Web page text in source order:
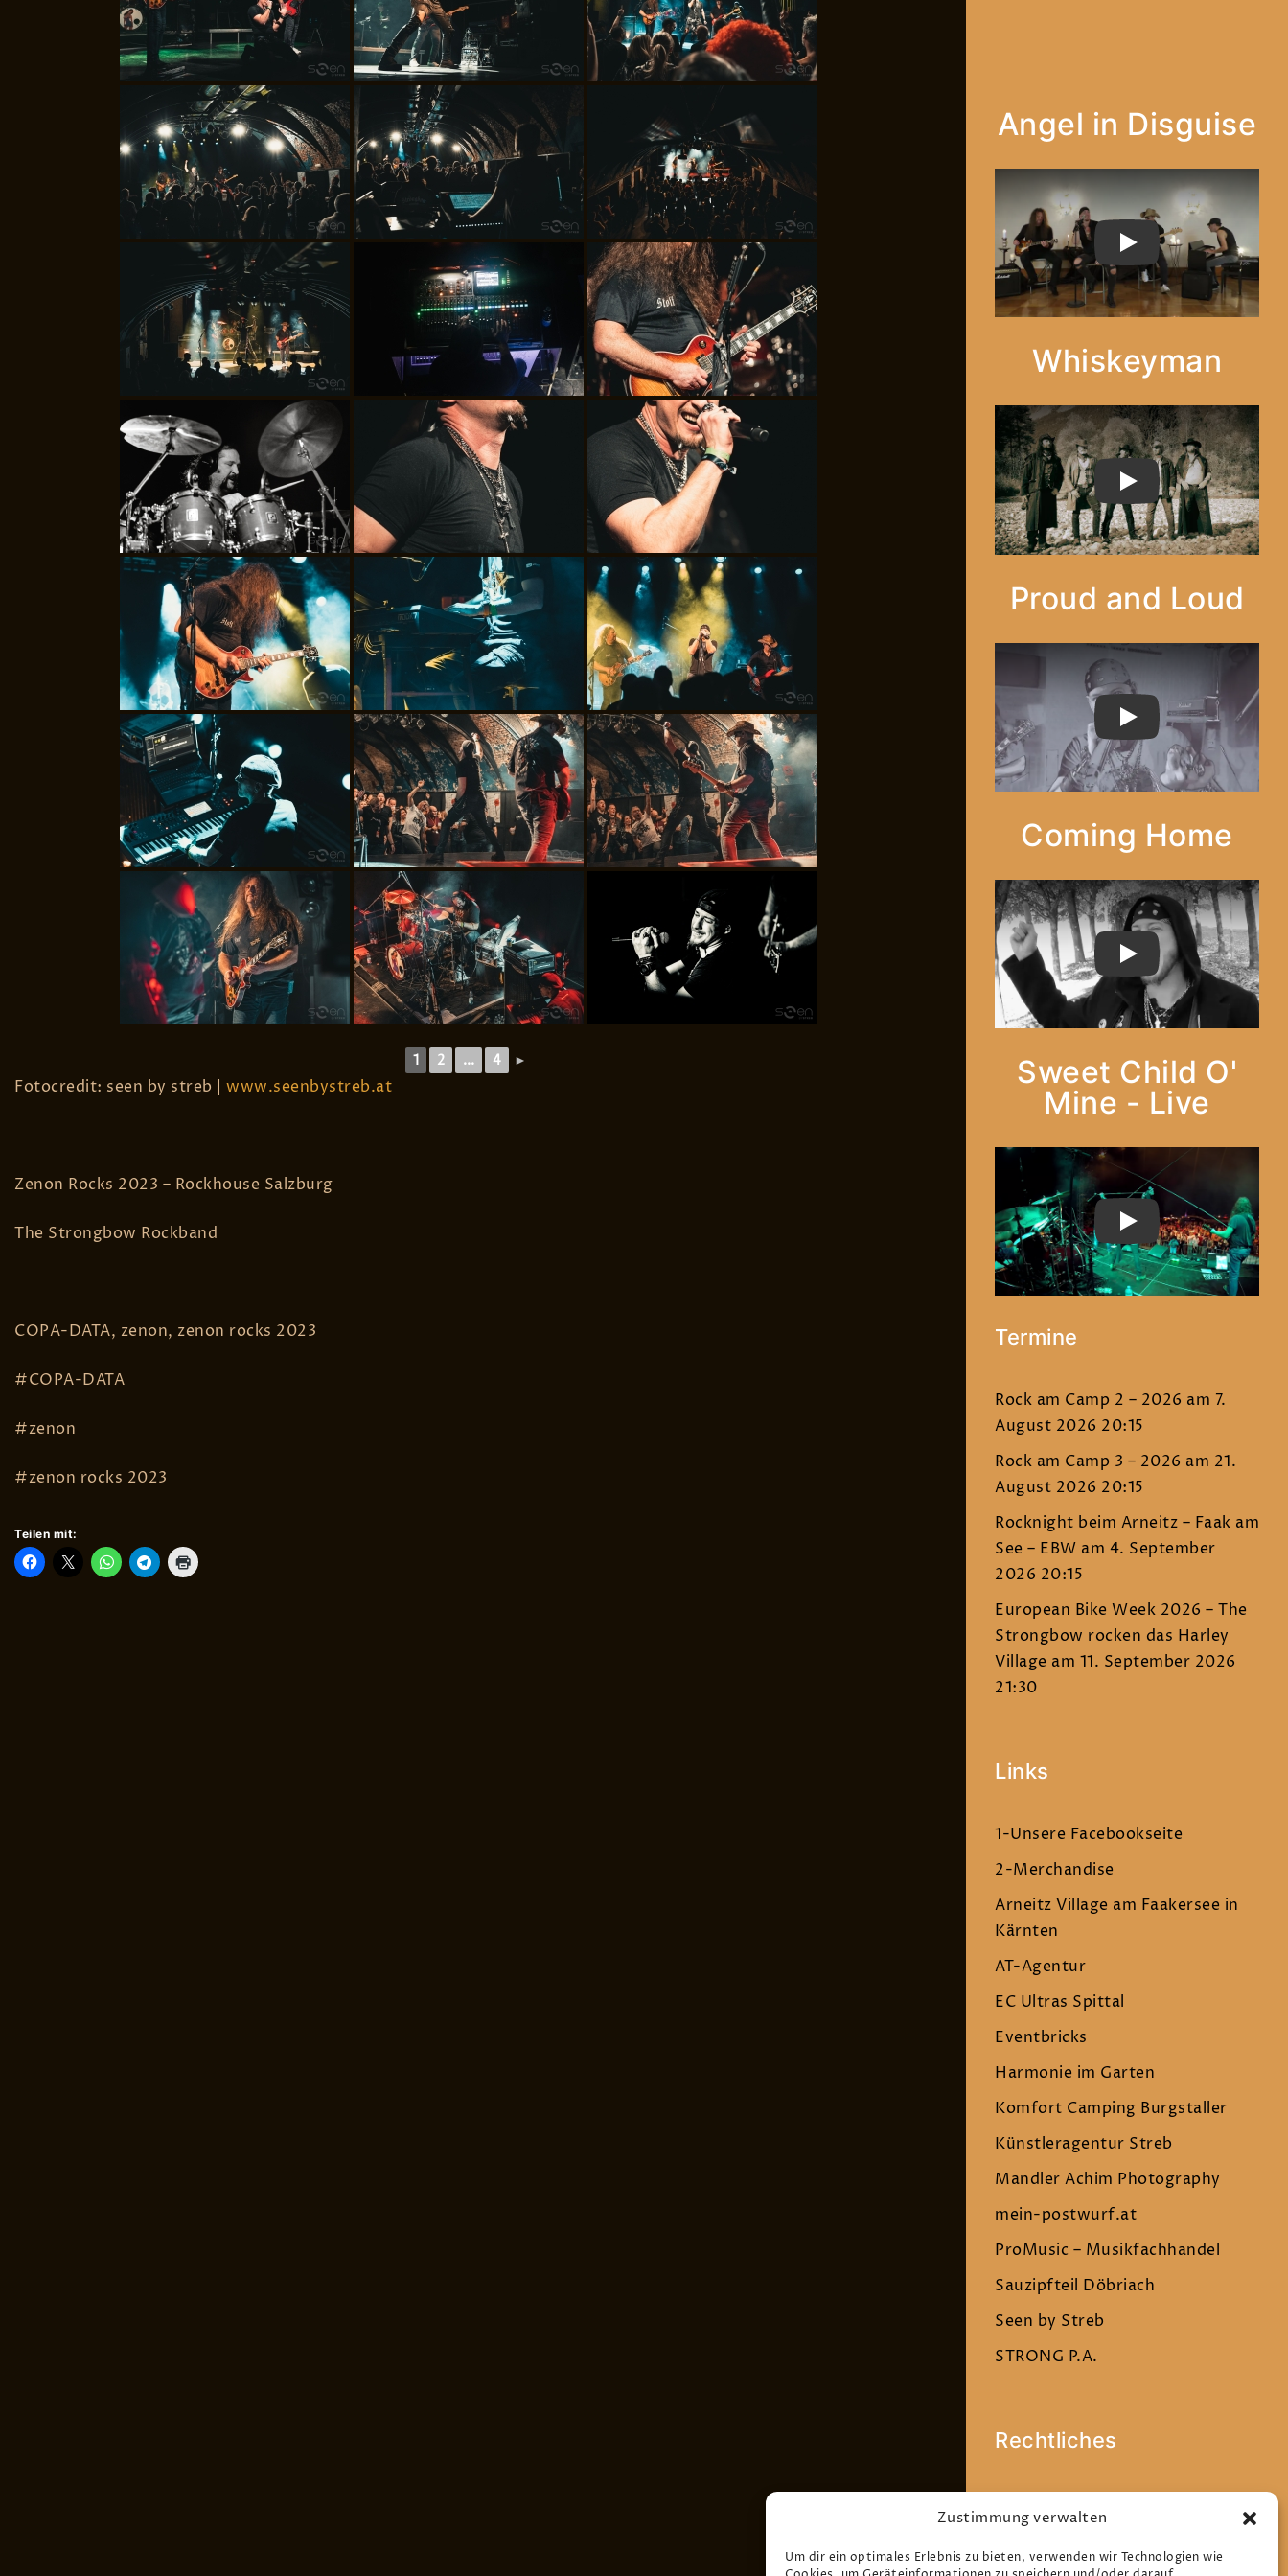
Zustimmung verwalten
Um dir ein optimales Erlebnis zu bieten, verwenden wir Technologien wie
1 2 ... 4 ►
Fotocredit: seen by streb | www.seenbystreb.at
Zenon Rocks 2023 – Rockhouse Salzburg
The Strongbow Rockband
COPA-DATA, zenon, zenon rocks 2023
#COPA-DATA
#zenon
#zenon rocks 2023
Teilen mit:
Angel in Disguise
PLAY
Whiskeyman
PLAY
Proud and Loud
PLAY
Coming Home
PLAY
Sweet Child O'
Mine - Live
PLAY
Termine
Rock am Camp 2 – 2026 am 7.
August 2026 20:15
Rock am Camp 3 – 2026 am 21.
August 2026 20:15
Rocknight beim Arneitz – Faak am
See – EBW am 4. September
2026 20:15
European Bike Week 2026 – The
Strongbow rocken das Harley
Village am 11. September 2026
21:30
Links
1-Unsere Facebookseite
2-Merchandise
Arneitz Village am Faakersee in
Kärnten
AT-Agentur
EC Ultras Spittal
Eventbricks
Harmonie im Garten
Komfort Camping Burgstaller
Künstleragentur Streb
Mandler Achim Photography
mein-postwurf.at
ProMusic – Musikfachhandel
Sauzipfteil Döbriach
Seen by Streb
STRONG P.A.
Rechtliches